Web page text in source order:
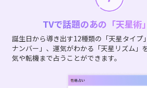
TVで話題のあの「天星術
誕生日から導き出す12種類の「天星タイプ
ナンバー」、運気がわかる「天星リズム」
気や転機まで占うことができます。